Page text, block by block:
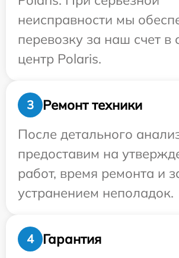
неисправности мы
перевозку за наш счет в
центр Polaris.
3
Ремонт техники
После детального
предоставим на
работ, время ремонта и
устранением неполадок.
4
Гарантия